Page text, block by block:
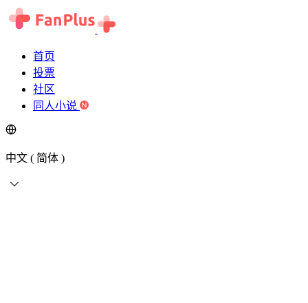
首页
投票
社区
同人小说
中文 ( 简体 )